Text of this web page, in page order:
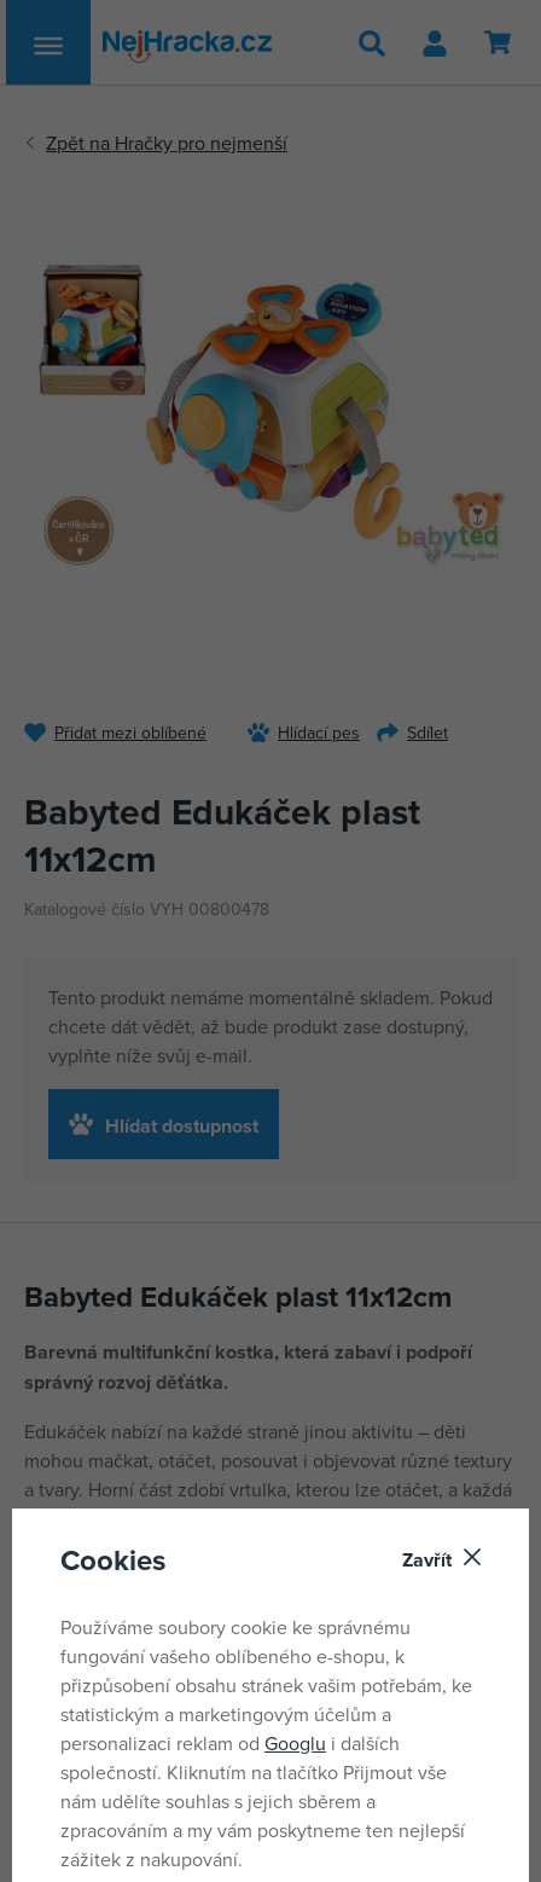
Hledat
Přidat mezi oblíbené Hlídací pes Sdílet
Babyted Edukáček plast
11x12cm
Katalogové číslo VYH 00800478
Tento produkt nemáme momentálně skladem. Pokud
chcete dát vědět, až bude produkt zase dostupný,
vyplňte níže svůj e-mail.
Hlídat dostupnost
Babyted Edukáček plast 11x12cm
Barevná multifunkční kostka, která zabaví i podpoří
správný rozvoj děťátka.
Edukáček nabízí na každé straně jinou aktivitu – děti
mohou mačkat, otáčet, posouvat i objevovat různé textury
a tvary. Horní část zdobí vrtulka, kterou lze otáčet, a každá
úchytům na hračce se dobře manipuluje malými dětskými
ručičkami.
Certifikováno v ČR.
Parametry
Pohlaví Pro holky i kluky
Barva Vícebarevné
Materiál
Cookies Zavřít
Používáme soubory cookie ke správnému
fungování vašeho oblíbeného e-shopu, k
přizpůsobení obsahu stránek vašim potřebám, ke
statistickým a marketingovým účelům a
personalizaci reklam od Googlu i dalších
společností. Kliknutím na tlačítko Přijmout vše
nám udělíte souhlas s jejich sběrem a
zpracováním a my vám poskytneme ten nejlepší
zážitek z nakupování.